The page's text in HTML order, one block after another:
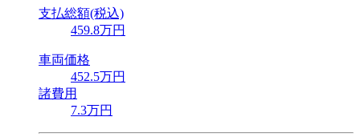
支払総額(税込)
459.8万円
車両価格
452.5万円
諸費用
7.3万円